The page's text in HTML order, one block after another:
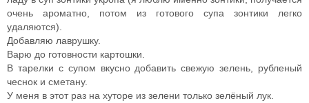
очень ароматно, потом из готового супа зонтики легко
удаляются).
Добавляю лаврушку.
Варю до готовности картошки.
В тарелки с супом вкусно добавить свежую зелень, рубленый
чеснок и сметану.
У меня в этот раз на хуторе из зелени только зелёный лук.